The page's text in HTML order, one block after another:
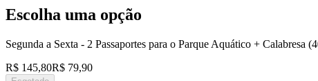
Escolha uma opção
Segunda a Sexta - 2 Passaportes para o Parque Aquático +
R$ 145,80R$ 79,90